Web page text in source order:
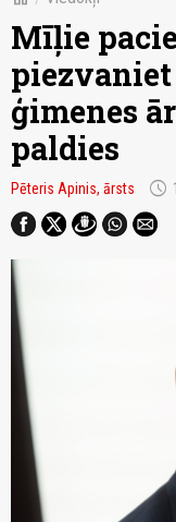
Mīļie
ģimenes
paldies
Pēteris Apinis, ārsts schedule